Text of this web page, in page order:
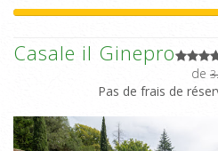
Casale il Ginepro
de
Pas de frais de